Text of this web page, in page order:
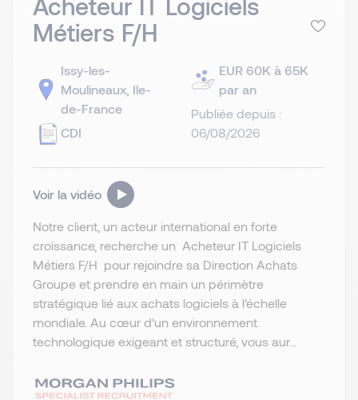
Acheteur IT Logiciels
Métiers F/H
Issy-les-
Moulineaux, Ile-
de-France
CDI
EUR 60K à 65K
par an
Publiée depuis :
06/08/2026
Voir la vidéo
Notre client, un acteur international en forte
croissance, recherche un Acheteur IT Logiciels
Métiers F/H pour rejoindre sa Direction Achats
Groupe et prendre en main un périmètre
stratégique lié aux achats logiciels à l’échelle
mondiale. Au cœur d’un environnement
technologique exigeant et structuré, vous aur...